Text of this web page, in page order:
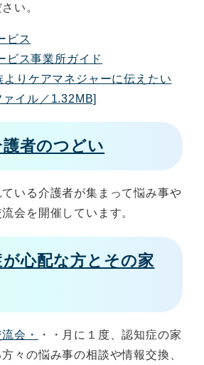
い。
ビス
ビス事業所ガイド
よりケアマネジャーに伝えたい
イル／1.32MB]
者のつどい
いる介護者が集まって悩み事や
会を開催しています。
心配な方とその家
会・
・・月に１度、認知症の家
々の悩み事の相談や情報交換、